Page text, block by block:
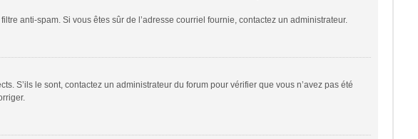
anti-spam. Si vous êtes sûr de l’adresse courriel fournie, contactez un administrateur.
S’ils le sont, contactez un administrateur du forum pour vérifier que vous n’avez pas été